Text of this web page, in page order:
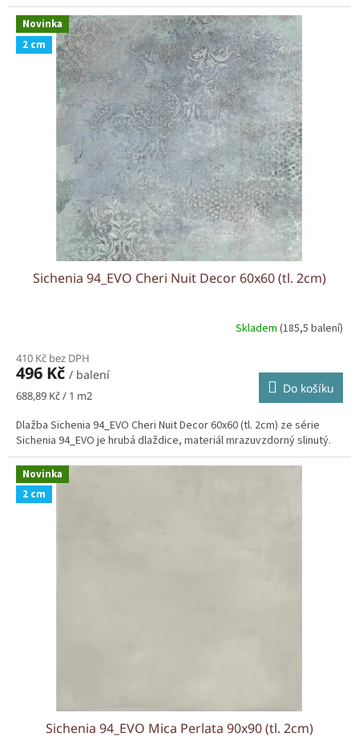
Novinka
2 cm
Sichenia 94_EVO Cheri Nuit Decor 60x60 (tl. 2cm)
Skladem (185,5 balení)
410 Kč bez DPH
496 Kč / balení
Měrná
688,89 Kč / 1 m2 Do košíku
Dlažba Sichenia 94_EVO Cheri Nuit Decor 60x60 (tl. 2cm) ze série
Sichenia 94_EVO je hrubá dlaždice, materiál mrazuvzdorný slinutý.
Novinka
2 cm
Sichenia 94_EVO Mica Perlata 90x90 (tl. 2cm)